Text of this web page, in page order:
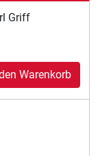
Griff
Warenkorb